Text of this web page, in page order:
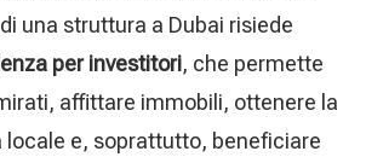
una struttura a Dubai risiede
per investitori, che permette
affittare immobili, ottenere la
locale e, soprattutto, beneficiare